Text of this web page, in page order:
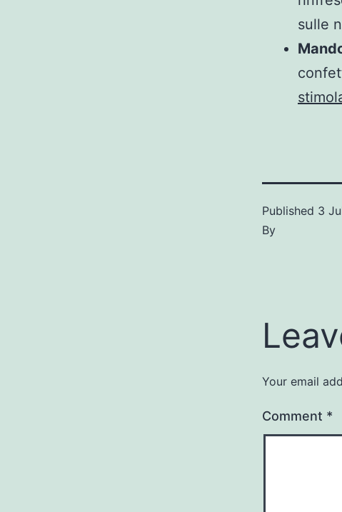
sulle
Published 3
By
Your email
Comment *